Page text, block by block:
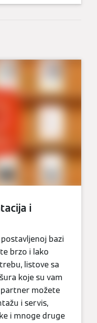
i
bazi
brzo i lako
listove sa
koje su vam
možete
i servis,
i mnoge druge